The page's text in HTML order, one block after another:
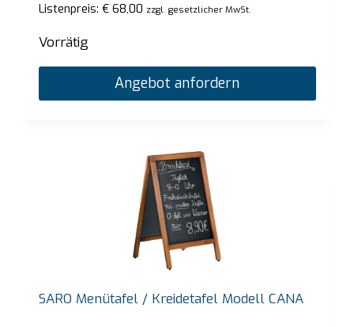
Listenpreis: €68,00 zzgl. gesetzlicher MwSt.
Vorrätig
Angebot anfordern
SARO Menütafel / Kreidetafel Modell CANA